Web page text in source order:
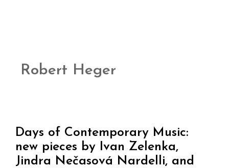
Robert Heger
Days of Contemporary Music:
new pieces by Ivan Zelenka,
Jindra Nečasová Nardelli, and